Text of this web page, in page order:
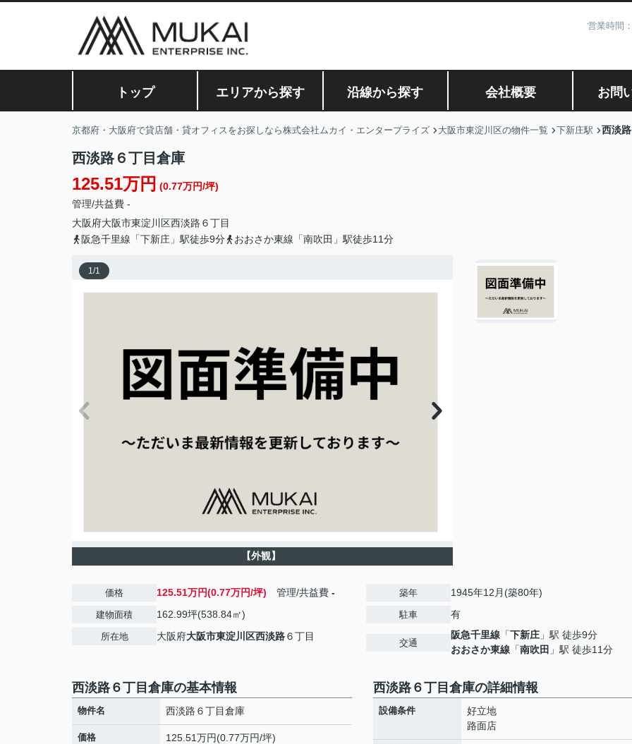
営業時間
トップ エリアから探す 沿線から探す 会社概要 お問
京都府・大阪府で貸店舗・貸オフィスをお探しなら株式会社ムカイ・エンタープライズ 大阪市東淀川区の物件一覧 下新庄駅 西淡
西淡路６丁目倉庫
125.51万円 (0.77万円/坪)
管理/共益費 -
大阪府大阪市東淀川区西淡路 ６丁目
阪急千里線「下新庄」駅徒歩9分
おおさか東線「南吹田」駅徒歩11分
1/1
【外観】
価格 125.51万円(0.77万円/坪) 管理/共益費 -
建物面積 162.99坪(538.84㎡)
所在地 大阪府大阪市東淀川区西淡路６丁目
築年 1945年12月(築80年)
駐車 有
交通
阪急千里線 「下新庄 」駅 徒歩9分
おおさか東線 「南吹田 」駅 徒歩11分
西淡路６丁目倉庫の基本情報
物件名 西淡路６丁目倉庫
価格 125.51万円(0.77万円/坪)
西淡路６丁目倉庫の詳細情報
設備条件
好立地
路面店